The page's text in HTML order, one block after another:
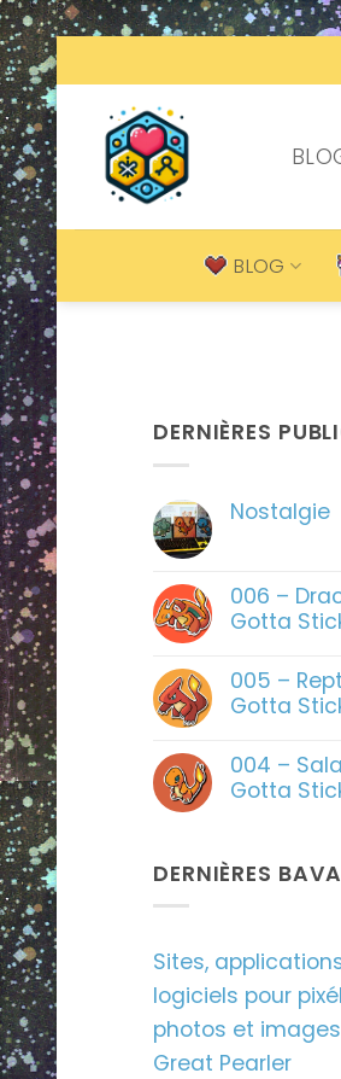
Passer
au
contenu
BLOG
DERNIÈRES
Nostalgie
Nostalgie
006 –
Gotta
sur
006
–
Gotta
Stick’em
All
005 –
Gotta
sur
005
–
Stick’em
All
004 –
Gotta
004
–
Stick’em
All
DERNIÈRES
Sites,
logiciels pour
photos et
Great Pearler